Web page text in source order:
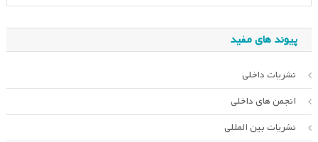
پیوند های مفید
نشریات داخلی
انجمن های داخلی
نشریات بین المللی